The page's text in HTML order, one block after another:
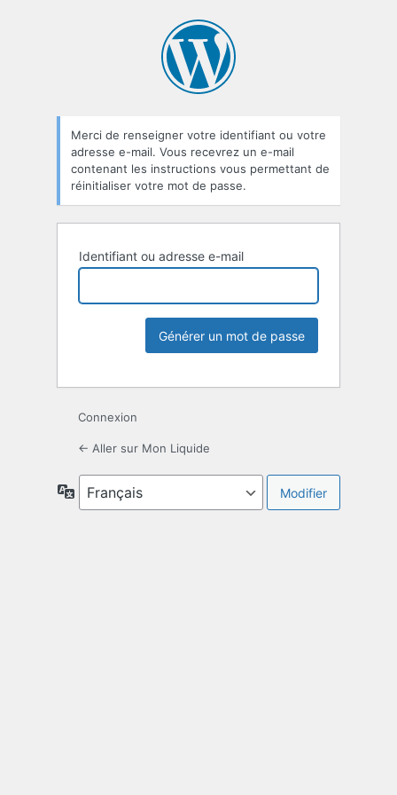
Merci de renseigner votre identifiant ou votre
adresse e-mail. Vous recevrez un e-mail
contenant les instructions vous permettant de
réinitialiser votre mot de passe.
Identifiant ou adresse e-mail
Connexion
← Aller sur Mon Liquide
Langue